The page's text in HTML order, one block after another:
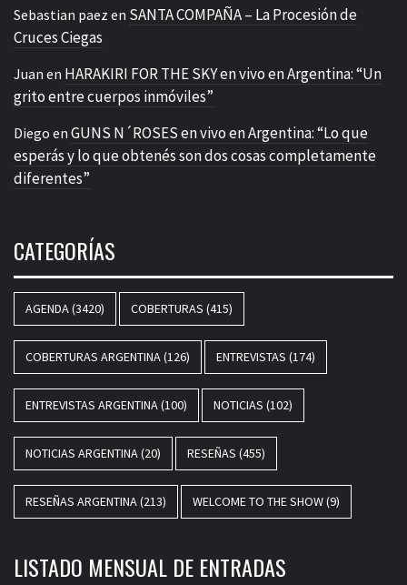
Sebastian paez en SANTA COMPAÑA – La Procesión de
Cruces Ciegas
Juan en HARAKIRI FOR THE SKY en vivo en Argentina: “Un
grito entre cuerpos inmóviles”
Diego en GUNS N´ROSES en vivo en Argentina: “Lo que
esperás y lo que obtenés son dos cosas completamente
diferentes”
CATEGORÍAS
AGENDA(3420) COBERTURAS (415)
COBERTURAS ARGENTINA(126) ENTREVISTAS (174)
ENTREVISTAS ARGENTINA(100) NOTICIAS (102)
NOTICIAS ARGENTINA(20) RESEÑAS (455)
RESEÑAS ARGENTINA(213) WELCOME TO THE SHOW(9)
LISTADO MENSUAL DE ENTRADAS